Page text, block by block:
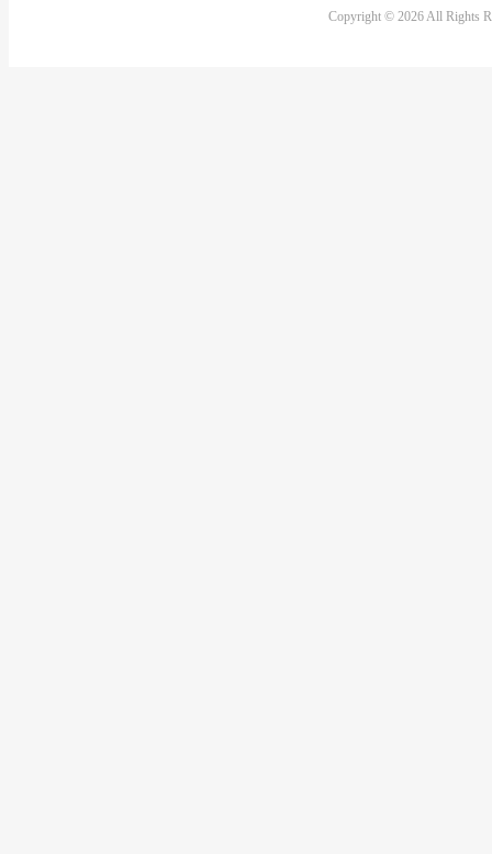
Copyright © 2026 All Rights